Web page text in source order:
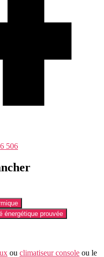
506
énergétique prouvée
ou climatiseur console ou le